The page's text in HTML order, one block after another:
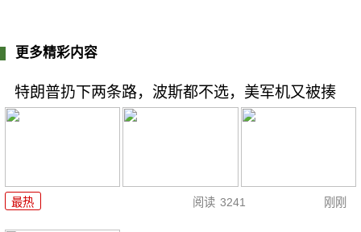
更多精彩内容
特朗普扔下两条路，波斯都不选，美军机又被揍
最热 阅读 3241 刚刚